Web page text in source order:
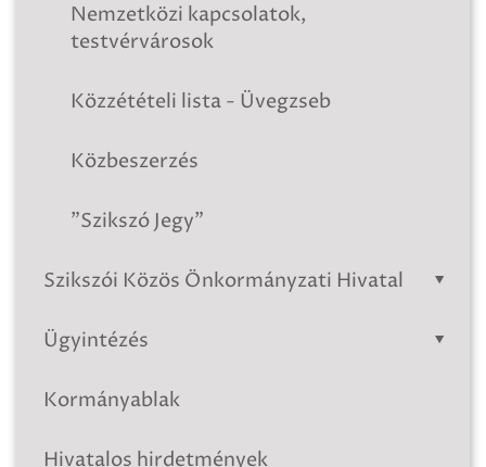
Nemzetközi kapcsolatok,
testvérvárosok
Közzétételi lista - Üvegzseb
Közbeszerzés
"Szikszó Jegy"
Szikszói Közös Önkormányzati Hivatal
Ügyintézés
Kormányablak
Hivatalos hirdetmények